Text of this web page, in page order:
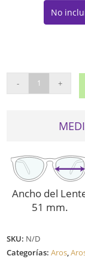
No
BAN
- +
Ancho del
51 mm.
SKU: N/D
Categorías:Aros,